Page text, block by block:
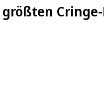
größten